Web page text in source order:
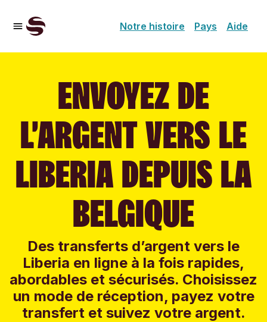
Notre histoire Pays Aide
ENVOYEZ DE
L’ARGENT VERS LE
LIBERIA DEPUIS LA
BELGIQUE
Des transferts d’argent vers le
Liberia en ligne à la fois rapides,
abordables et sécurisés. Choisissez
un mode de réception, payez votre
transfert et suivez votre argent.